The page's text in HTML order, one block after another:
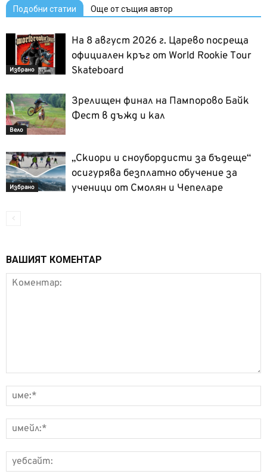
Подобни статии Още от същия автор
Избрано
На 8 август 2026 г. Царево посреща
официален кръг от World Rookie Tour
Skateboard
Вело
Зрелищен финал на Пампорово Байк
Фест в дъжд и кал
Избрано
„Скиори и сноубордисти за бъдеще“
осигурява безплатно обучение за
ученици от Смолян и Чепеларе
ВАШИЯТ КОМЕНТАР